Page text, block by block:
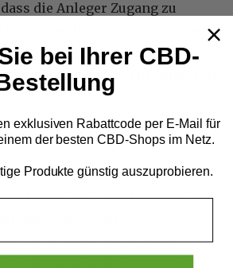
die Anleger Zugang zu
zeitnahen Informationen haben.
Dialog zielt darauf ab,
und eine starke Führungsrolle
Aktienrückkaufprogramm von
Schritt, der darauf abzielt,
zu steigern, die
und das finanzielle
bei Ihrer CBD-
exklusiven Rabattcode per E-Mail für
der besten CBD-Shops im Netz.
Produkte günstig auszuprobieren.